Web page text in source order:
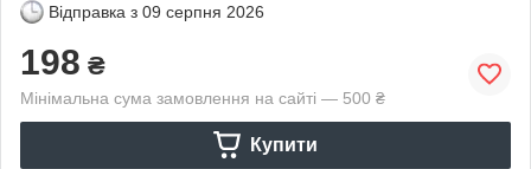
Відправка з 09 серпня 2026
198 ₴
Мінімальна сума замовлення на сайті — 500 ₴
Купити